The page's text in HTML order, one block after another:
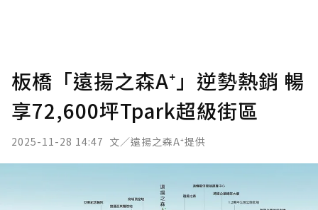
板橋「遠揚之森A⁺」逆勢熱銷 暢
享72,600坪Tpark超級街區
2025-11-28 14:47 文／遠揚之森A⁺提供